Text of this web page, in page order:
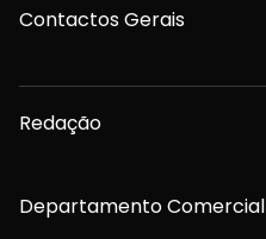
Contactos Gerais
Redação
Departamento Comercial